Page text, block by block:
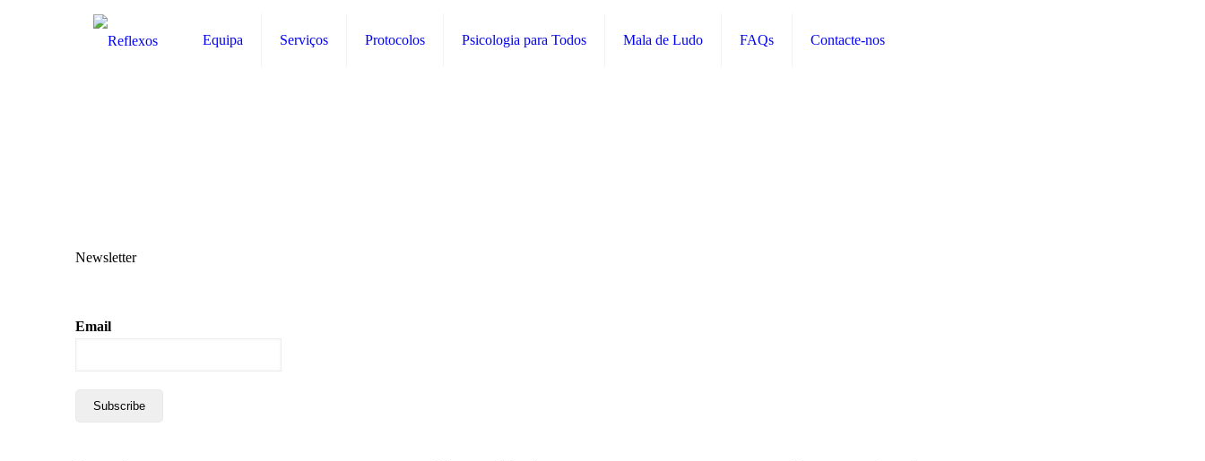
Equipa Serviços Protocolos Psicologia para Todos Mala de Ludo FAQs Contacte-nos
Newsletter
Email